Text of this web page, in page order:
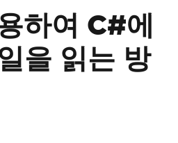
하여 C#에
을 읽는 방